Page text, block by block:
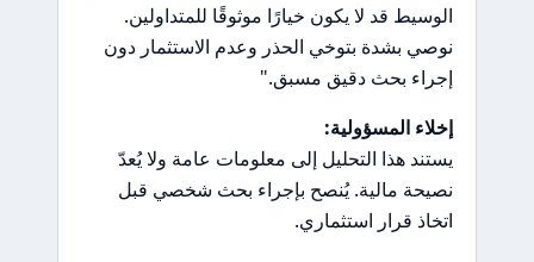
الوسيط قد لا يكون خيارًا موثوقًا للمتداولين.
نوصي بشدة بتوخي الحذر وعدم الاستثمار دون
إجراء بحث دقيق مسبق."
إخلاء المسؤولية:
يستند هذا التحليل إلى معلومات عامة ولا يُعدّ
نصيحة مالية. يُنصح بإجراء بحث شخصي قبل
اتخاذ قرار استثماري.